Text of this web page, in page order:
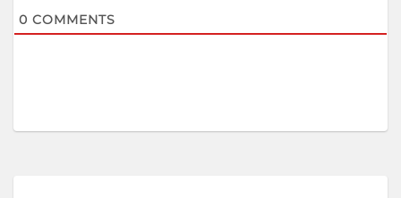
0 COMMENTS